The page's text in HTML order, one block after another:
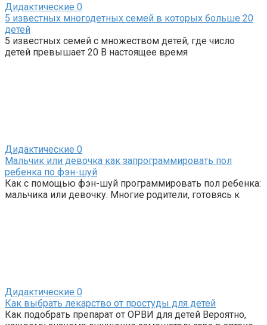
Дидактические 0
5 известных многодетных семей в которых больше 20
детей
5 известных семей с множеством детей, где число
детей превышает 20 В настоящее время
Дидактические 0
Мальчик или девочка как запрограммировать пол
ребенка по фэн-шуй
Как с помощью фэн-шуй программировать пол ребенка:
мальчика или девочку. Многие родители, готовясь к
Дидактические 0
Как выбрать лекарство от простуды для детей
Как подобрать препарат от ОРВИ для детей Вероятно,